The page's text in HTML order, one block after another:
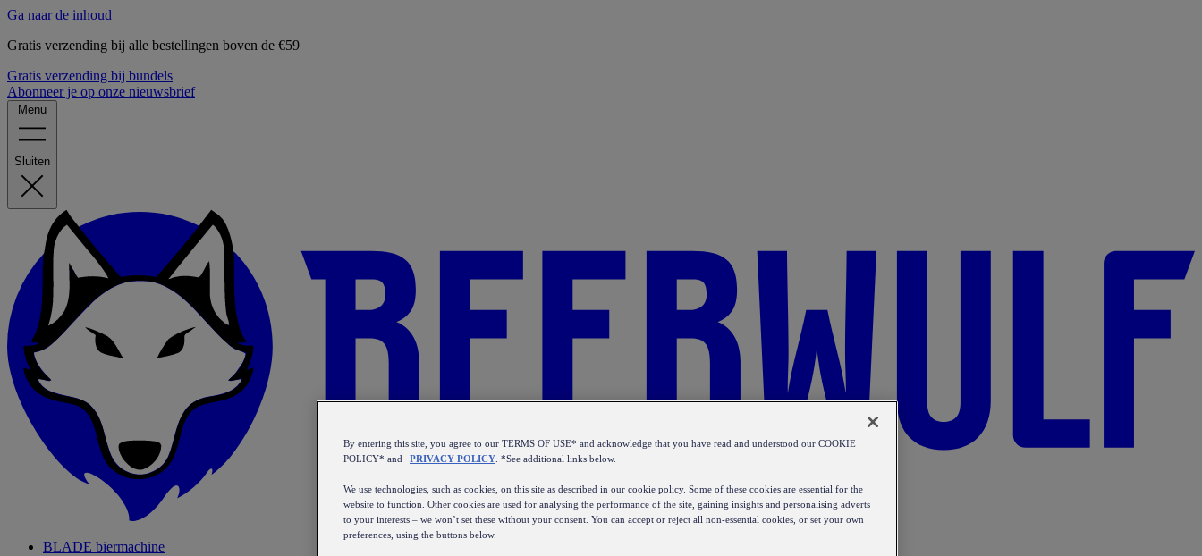
Ga naar de inhoud
Gratis verzending bij alle bestellingen boven de €59
Gratis verzending bij bundels
Abonneer je op onze nieuwsbrief
Menu
Sluiten
BLADE biermachine
By entering this site, you agree to our TERMS OF USE* and acknowledge that you have read and understood our COOKIE
POLICY* and
PRIVACY POLICY . *See additional links below.
We use technologies, such as cookies, on this site as described in our cookie policy. Some of these cookies are essential for the
website to function. Other cookies are used for analysing the performance of the site, gaining insights and personalising adverts
to your interests – we won’t set these without your consent. You can accept or reject all non-essential cookies, or set your own
preferences, using the buttons below.